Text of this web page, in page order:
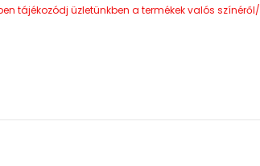
tájékozódj üzletünkben a termékek valós színéről/